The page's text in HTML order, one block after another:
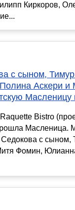
Киркоров,
с сыном, Тимур
Полина Аскери
Масленицу
Bistro
Масленица.
с сыном,
Фомин,